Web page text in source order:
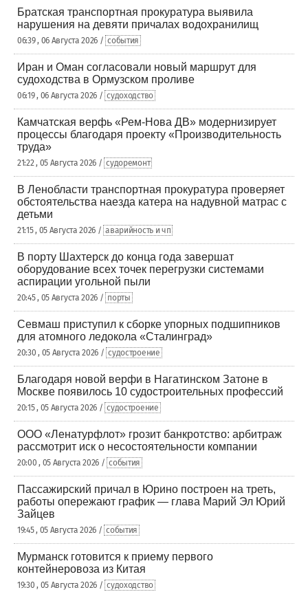
Братская транспортная прокуратура выявила
нарушения на девяти причалах водохранилищ
06:39 , 06 Августа 2026 / события
Иран и Оман согласовали новый маршрут для
судоходства в Ормузском проливе
06:19 , 06 Августа 2026 / судоходство
Камчатская верфь «Рем-Нова ДВ» модернизирует
процессы благодаря проекту «Производительность
труда»
21:22 , 05 Августа 2026 / судоремонт
В Ленобласти транспортная прокуратура проверяет
обстоятельства наезда катера на надувной матрас с
детьми
21:15 , 05 Августа 2026 / аварийность и чп
В порту Шахтерск до конца года завершат
оборудование всех точек перегрузки системами
аспирации угольной пыли
20:45 , 05 Августа 2026 / порты
Севмаш приступил к сборке упорных подшипников
для атомного ледокола «Сталинград»
20:30 , 05 Августа 2026 / судостроение
Благодаря новой верфи в Нагатинском Затоне в
Москве появилось 10 судостроительных профессий
20:15 , 05 Августа 2026 / судостроение
ООО «Ленатурфлот» грозит банкротство: арбитраж
рассмотрит иск о несостоятельности компании
20:00 , 05 Августа 2026 / события
Пассажирский причал в Юрино построен на треть,
работы опережают график — глава Марий Эл Юрий
Зайцев
19:45 , 05 Августа 2026 / события
Мурманск готовится к приему первого
контейнеровоза из Китая
19:30 , 05 Августа 2026 / судоходство